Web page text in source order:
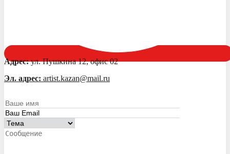
Адрес:ул. Пушкина 12, офис 02
Эл. адрес: artist.kazan@mail.ru